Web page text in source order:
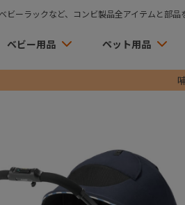
ビーラックなど、コンビ製品全アイテムと部品
ベビー用品 ペット用品